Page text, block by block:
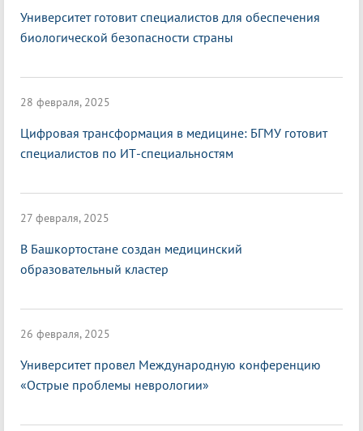
Университет готовит специалистов для обеспечения
биологической безопасности страны
28 февраля, 2025
Цифровая трансформация в медицине: БГМУ готовит
специалистов по ИТ-специальностям
27 февраля, 2025
В Башкортостане создан медицинский
образовательный кластер
26 февраля, 2025
Университет провел Международную конференцию
«Острые проблемы неврологии»